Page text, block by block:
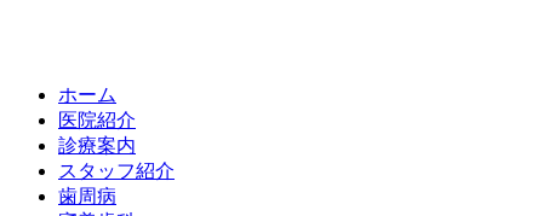
ホーム
医院紹介
診療案内
スタッフ紹介
歯周病